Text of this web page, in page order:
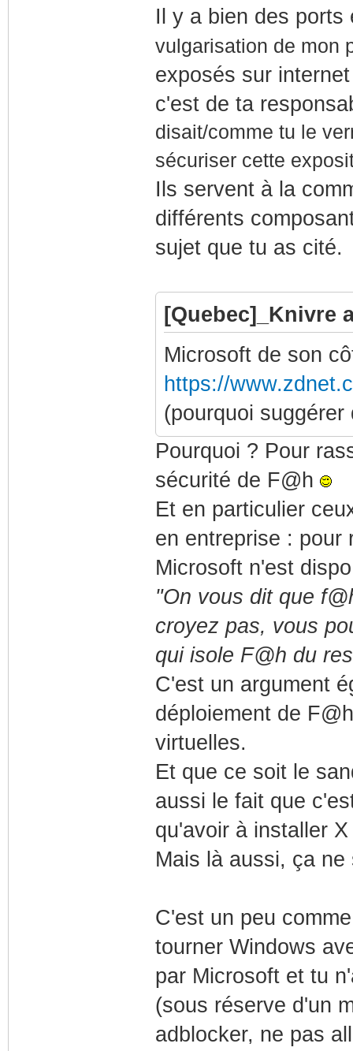
Il y a bien des
vulgarisation de mon
exposés sur
c'est de ta
disait/comme tu le
sécuriser cette
Ils servent à la
différents
sujet que tu as cité.
[Quebec]_Knivre
Microsoft de son
https://
(pourquoi
Pourquoi ? Pour
sécurité de F@h
Et en particulier
en entreprise : pour
Microsoft n'est
"On vous dit que
croyez pas, vous
qui isole F@h du
C'est un argument
déploiement de
virtuelles.
Et que ce soit le
aussi le fait que
qu'avoir à installer
Mais là aussi, ça
C'est un peu
tourner Windows
par Microsoft et tu
(sous réserve d'un
adblocker, ne pas